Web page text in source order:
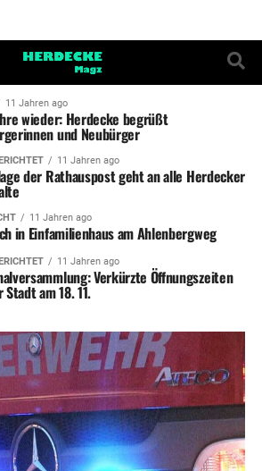
11 Jahren ago
wieder: Herdecke begrüßt
und Neubürger
11 Jahren ago
der Rathauspost geht an alle Herdecker
11 Jahren ago
in Einfamilienhaus am Ahlenbergweg
11 Jahren ago
Verkürzte Öffnungszeiten
am 18. 11.